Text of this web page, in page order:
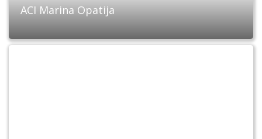
ACI Marina Opatija